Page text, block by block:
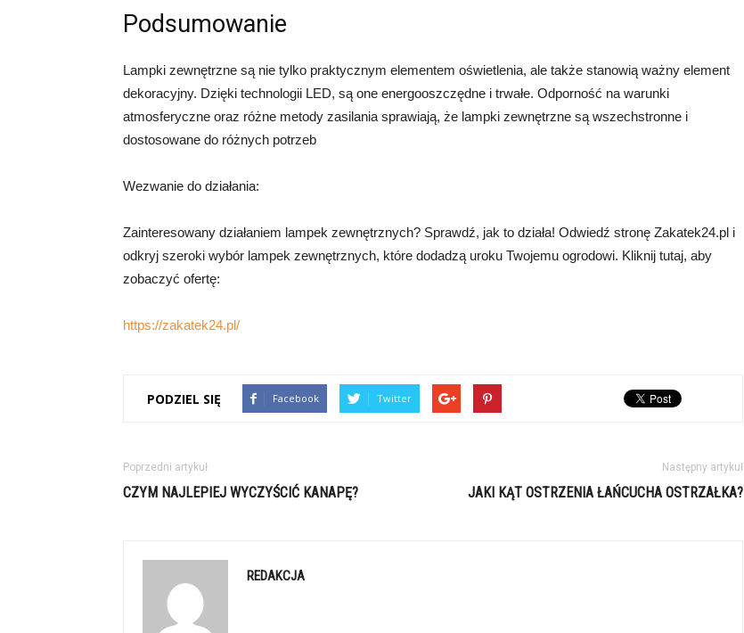
Podsumowanie
Lampki zewnętrzne są nie tylko praktycznym elementem oświetlenia, ale także stanowią ważny element
dekoracyjny. Dzięki technologii LED, są one energooszczędne i trwałe. Odporność na warunki
atmosferyczne oraz różne metody zasilania sprawiają, że lampki zewnętrzne są wszechstronne i
dostosowane do różnych potrzeb
Wezwanie do działania:
Zainteresowany działaniem lampek zewnętrznych? Sprawdź, jak to działa! Odwiedź stronę Zakatek24.pl i
odkryj szeroki wybór lampek zewnętrznych, które dodadzą uroku Twojemu ogrodowi. Kliknij tutaj, aby
zobaczyć ofertę:
https://zakatek24.pl/
PODZIEL SIĘ Facebook Twitter
Poprzedni artykuł
CZYM NAJLEPIEJ WYCZYŚCIĆ KANAPĘ?
Następny artykuł
JAKI KĄT OSTRZENIA ŁAŃCUCHA OSTRZAŁKA?
REDAKCJA